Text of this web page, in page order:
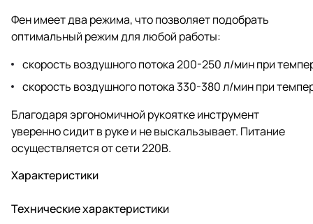
Фен имеет два режима, что позволяет подобрать
оптимальный режим для любой работы:
скорость воздушного потока 200-250 л/мин при
скорость воздушного потока 330-380 л/мин при
Благодаря эргономичной рукоятке инструмент
уверенно сидит в руке и не выскальзывает. Питание
осуществляется от сети 220В.
Характеристики
Технические характеристики